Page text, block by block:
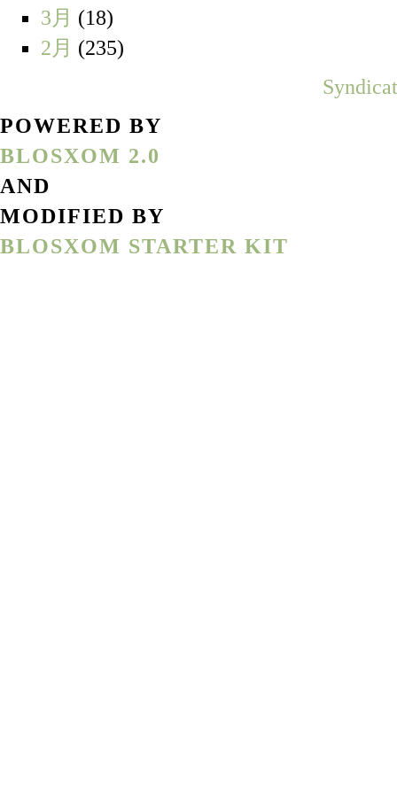
3月 (18)
2月 (235)
POWERED BY
BLOSXOM 2.0
AND
MODIFIED BY
BLOSXOM STARTER KIT